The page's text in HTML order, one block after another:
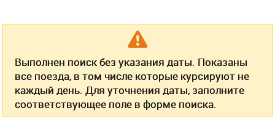
Выполнен поиск без указания даты. Показаны
все поезда, в том числе которые курсируют не
каждый день. Для уточнения даты, заполните
соответствующее поле в форме поиска.